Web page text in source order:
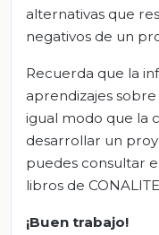
alternativas que
negativos de un
Recuerda que la
aprendizajes
igual modo que la
desarrollar un
puedes consultar
libros de
¡Buen trabajo!